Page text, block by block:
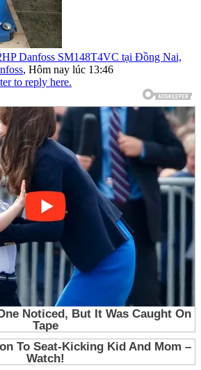
Danfoss SM148T4VC tại Đồng Nai,
, Hôm nay lúc 13:46
to reply here.